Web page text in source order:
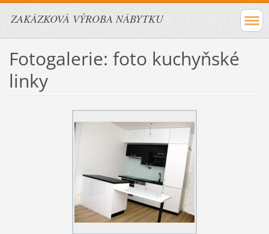
ZAKÁZKOVÁ VÝROBA NÁBYTKU
Fotogalerie: foto kuchyňské
linky